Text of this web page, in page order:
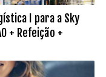
I para a Sky
+ Refeição +